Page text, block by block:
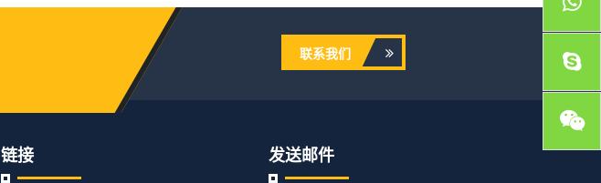
联系我们
链接 发送邮件